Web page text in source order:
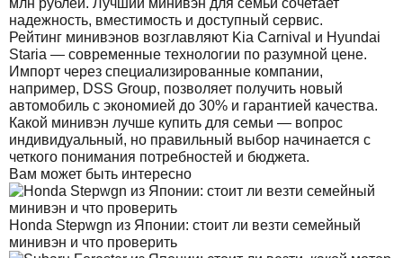
млн рублей. Лучший минивэн для семьи сочетает
надежность, вместимость и доступный сервис.
Рейтинг минивэнов возглавляют Kia Carnival и Hyundai
Staria — современные технологии по разумной цене.
Импорт через специализированные компании,
например, DSS Group, позволяет получить новый
автомобиль с экономией до 30% и гарантией качества.
Какой минивэн лучше купить для семьи — вопрос
индивидуальный, но правильный выбор начинается с
четкого понимания потребностей и бюджета.
Вам может быть интересно
Honda Stepwgn из Японии: стоит ли везти семейный
минивэн и что проверить